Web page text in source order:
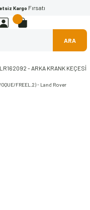
Kargo Fırsatı
ARA
LR162092 - ARKA KRANK